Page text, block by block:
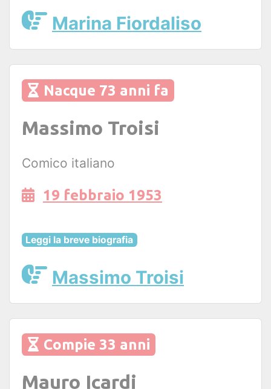
Marina Fiordaliso
Nacque 73 anni fa
Massimo Troisi
Comico italiano
19 febbraio 1953
Leggi la breve biografia
Massimo Troisi
Compie 33 anni
Mauro Icardi